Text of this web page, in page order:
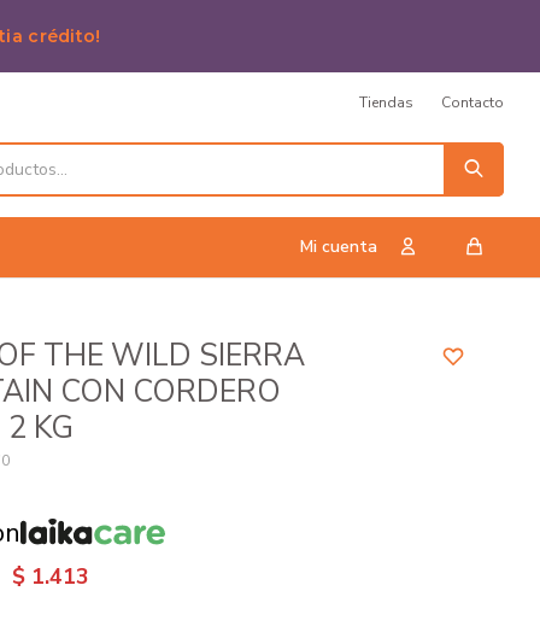
crédito!
Tiendas Contacto
THE WILD SIERRA
CON CORDERO
KG
$ 1.413